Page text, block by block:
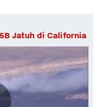
Jatuh di California